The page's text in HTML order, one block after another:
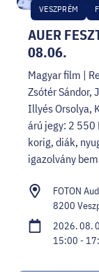
AUER
08.06.
VESZPRÉM
Magyar film |
Zsótér Sándor,
Illyés Orsolya,
árú jegy: 2 550
korig, diák,
igazolvány
FOTON
8200
2026. 08.
15:00 -